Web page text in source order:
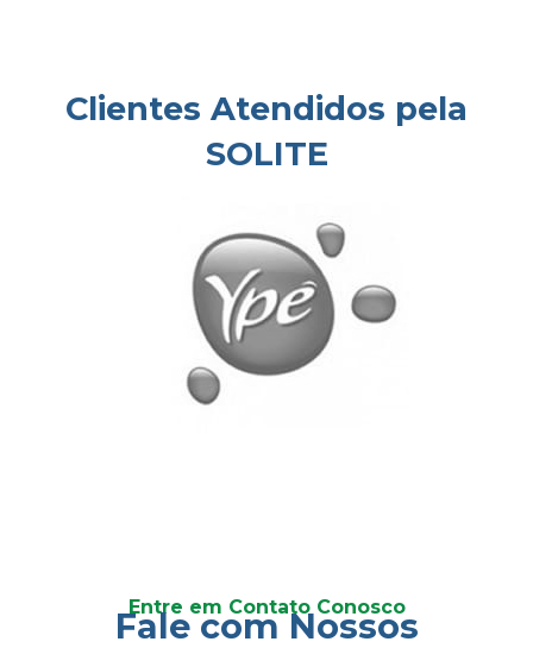
Clientes Atendidos pela
SOLITE
Entre em Contato Conosco
Fale com Nossos